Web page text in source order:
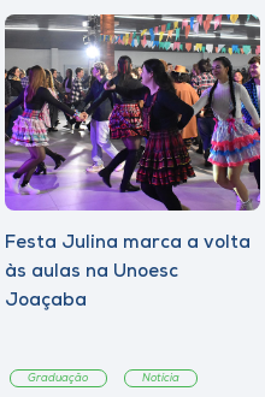
Festa Julina marca a volta
às aulas na Unoesc
Joaçaba
Graduação Notícia